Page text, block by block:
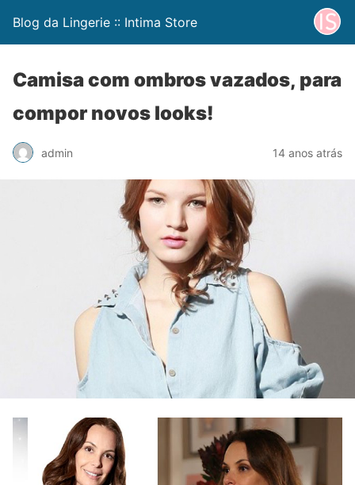
Blog da Lingerie :: Intima Store
Camisa com ombros vazados, para
compor novos looks!
admin 14 anos atrás